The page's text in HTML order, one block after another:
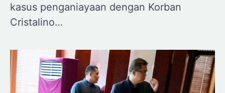
kasus penganiayaan dengan Korban
Cristalino…